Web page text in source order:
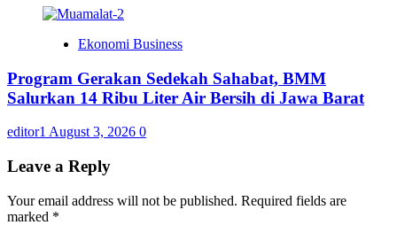
Ekonomi Business
Program Gerakan Sedekah Sahabat, BMM
Salurkan 14 Ribu Liter Air Bersih di Jawa Barat
editor1 August 3, 2026 0
Leave a Reply
Your email address will not be published. Required fields are
marked *